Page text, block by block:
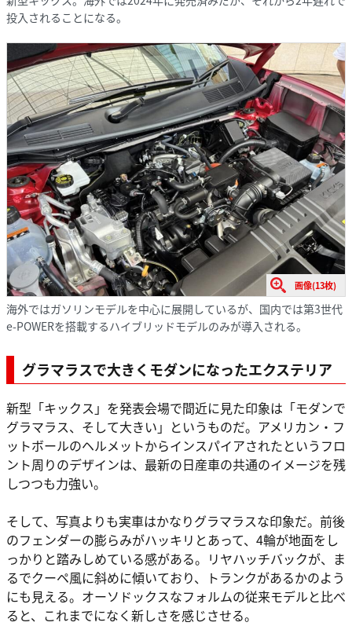
投入されることになる。
画像(13枚)
海外ではガソリンモデルを中心に展開しているが、国内では第3世代
e-POWERを搭載するハイブリッドモデルのみが導入される。
グラマラスで大きくモダンになったエクステリア
新型「キックス」を発表会場で間近に見た印象は「モダンで
グラマラス、そして大きい」というものだ。アメリカン・フ
ットボールのヘルメットからインスパイアされたというフロ
ント周りのデザインは、最新の日産車の共通のイメージを残
しつつも力強い。
そして、写真よりも実車はかなりグラマラスな印象だ。前後
のフェンダーの膨らみがハッキリとあって、4輪が地面をし
っかりと踏みしめている感がある。リヤハッチバックが、ま
るでクーペ風に斜めに傾いており、トランクがあるかのよう
にも見える。オーソドックスなフォルムの従来モデルと比べ
ると、これまでになく新しさを感じさせる。